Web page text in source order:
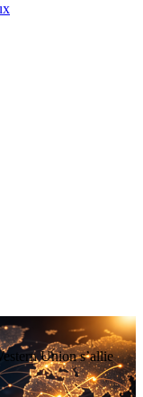
Union s’allie